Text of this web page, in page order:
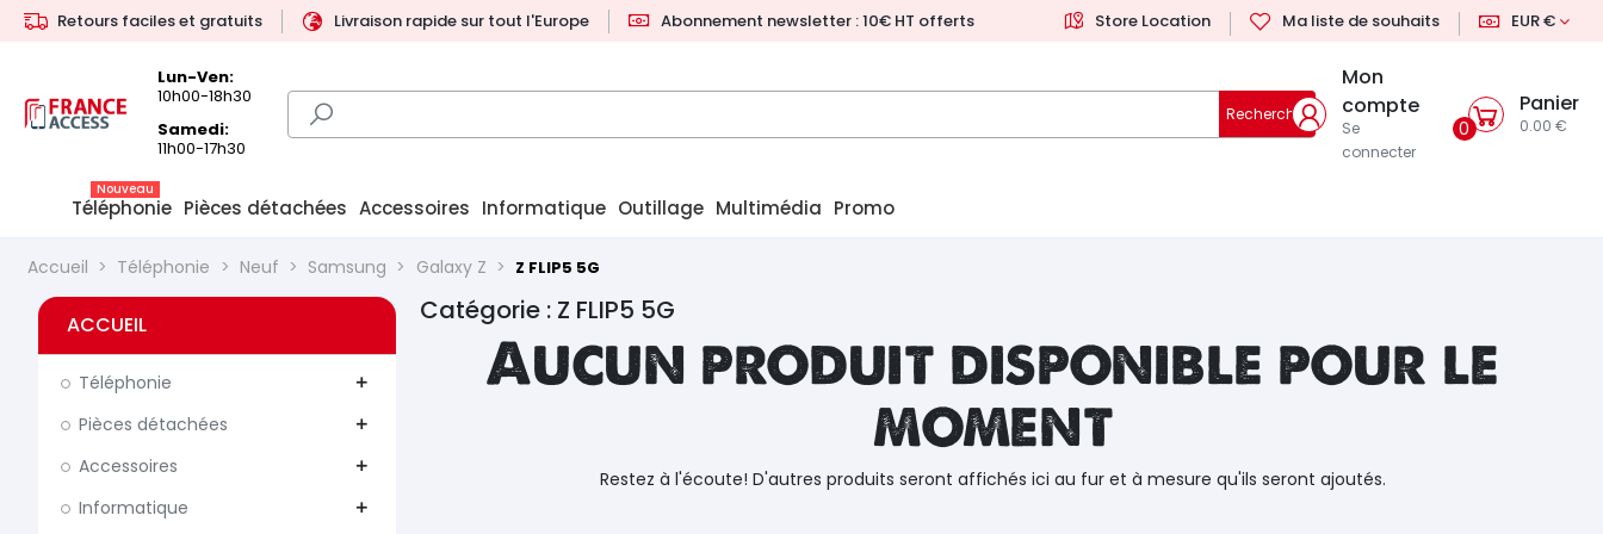
Retours faciles et gratuits Livraison rapide sur tout l'Europe Abonnement newsletter : 10€ HT offerts Store Location Ma liste de souhaits EUR €
Lun-Ven:
10h00-18h30
Samedi:
11h00-17h30
Rechercher
Mon
compte
Se
connecter
0
Panier
0.00 €
Téléphonie
Nouveau
Pièces détachées Accessoires Informatique Outillage Multimédia Promo
Accueil Téléphonie Neuf Samsung Galaxy Z Z FLIP5 5G
ACCUEIL
Téléphonie add
Pièces détachées add
Accessoires add
Informatique add
Catégorie : Z FLIP5 5G
Aucun produit disponible pour le
moment
Restez à l'écoute! D'autres produits seront affichés ici au fur et à mesure qu'ils seront ajoutés.